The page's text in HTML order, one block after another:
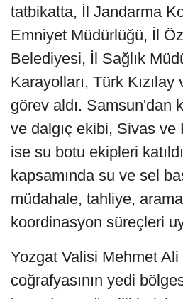
tatbikatta, İl Jandarma
Emniyet Müdürlüğü, İl
Belediyesi, İl Sağlık
Karayolları, Türk
görev aldı. Samsun'dan
ve dalgıç ekibi, Sivas
ise su botu ekipleri
kapsamında su ve sel
müdahale, tahliye,
koordinasyon süreçleri
Yozgat Valisi Mehmet
coğrafyasının yedi